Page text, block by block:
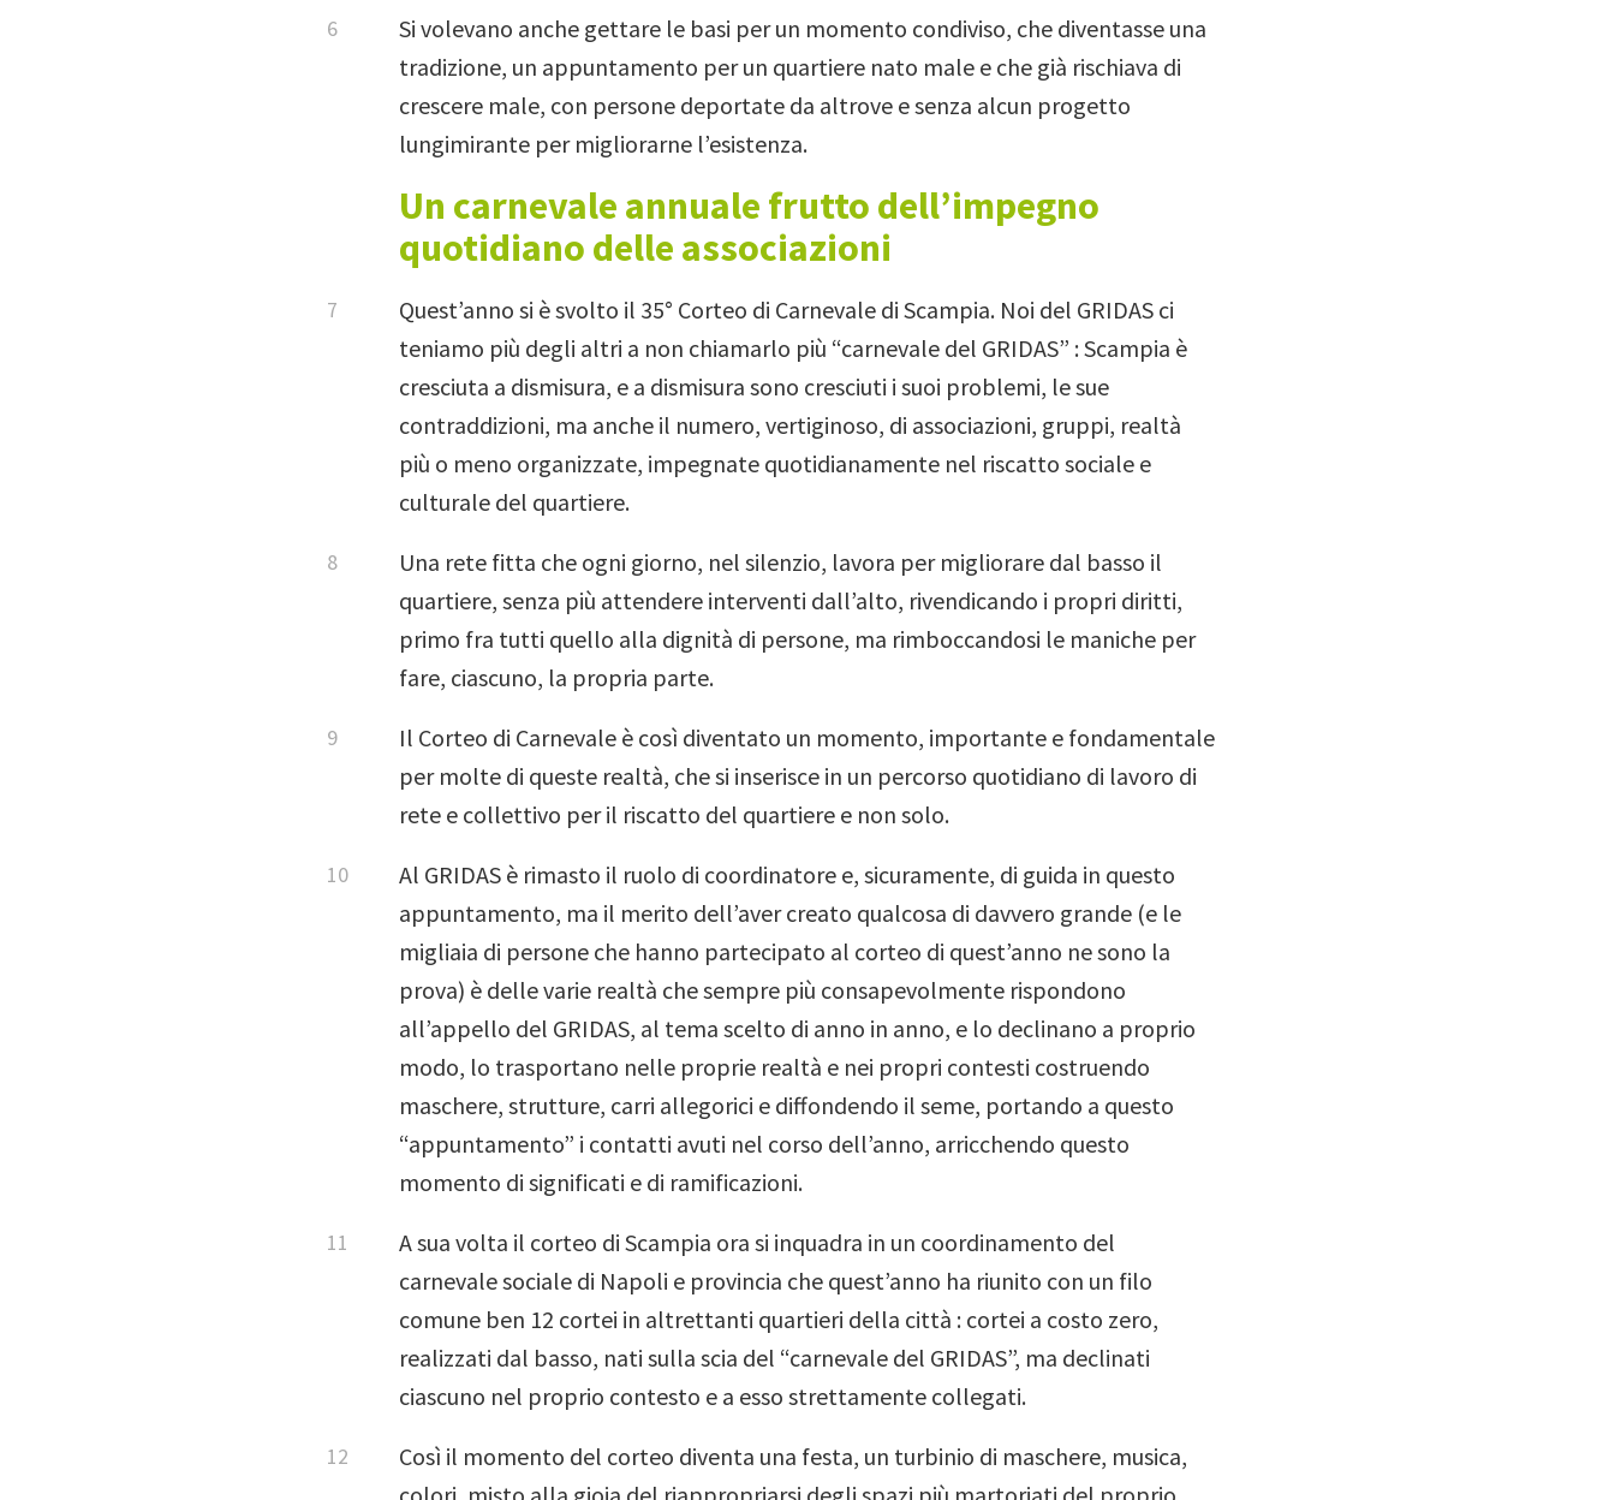
Si volevano anche gettare le basi per un momento condiviso, che diventasse una
tradizione, un appuntamento per un quartiere nato male e che già rischiava di
crescere male, con persone deportate da altrove e senza alcun progetto
lungimirante per migliorarne l’esistenza.
Un carnevale annuale frutto dell’impegno
quotidiano delle associazioni
Quest’anno si è svolto il 35° Corteo di Carnevale di Scampia. Noi del GRIDAS ci
teniamo più degli altri a non chiamarlo più “carnevale del GRIDAS” : Scampia è
cresciuta a dismisura, e a dismisura sono cresciuti i suoi problemi, le sue
contraddizioni, ma anche il numero, vertiginoso, di associazioni, gruppi, realtà
più o meno organizzate, impegnate quotidianamente nel riscatto sociale e
culturale del quartiere.
Una rete fitta che ogni giorno, nel silenzio, lavora per migliorare dal basso il
quartiere, senza più attendere interventi dall’alto, rivendicando i propri diritti,
primo fra tutti quello alla dignità di persone, ma rimboccandosi le maniche per
fare, ciascuno, la propria parte.
Il Corteo di Carnevale è così diventato un momento, importante e fondamentale
per molte di queste realtà, che si inserisce in un percorso quotidiano di lavoro di
rete e collettivo per il riscatto del quartiere e non solo.
Al GRIDAS è rimasto il ruolo di coordinatore e, sicuramente, di guida in questo
appuntamento, ma il merito dell’aver creato qualcosa di davvero grande (e le
migliaia di persone che hanno partecipato al corteo di quest’anno ne sono la
prova) è delle varie realtà che sempre più consapevolmente rispondono
all’appello del GRIDAS, al tema scelto di anno in anno, e lo declinano a proprio
modo, lo trasportano nelle proprie realtà e nei propri contesti costruendo
maschere, strutture, carri allegorici e diffondendo il seme, portando a questo
“appuntamento” i contatti avuti nel corso dell’anno, arricchendo questo
momento di significati e di ramificazioni.
A sua volta il corteo di Scampia ora si inquadra in un coordinamento del
carnevale sociale di Napoli e provincia che quest’anno ha riunito con un filo
comune ben 12 cortei in altrettanti quartieri della città : cortei a costo zero,
realizzati dal basso, nati sulla scia del “carnevale del GRIDAS”, ma declinati
ciascuno nel proprio contesto e a esso strettamente collegati.
Così il momento del corteo diventa una festa, un turbinio di maschere, musica,